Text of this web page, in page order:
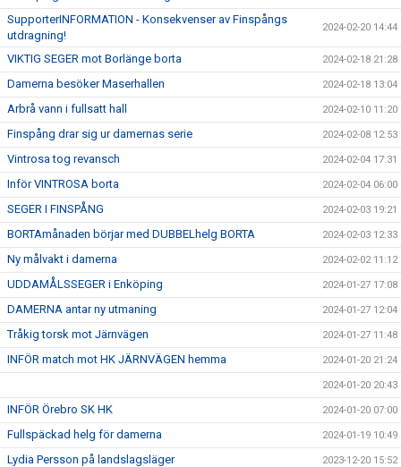
SupporterINFORMATION - Konsekvenser av Finspångs
utdragning!
2024-02-20 14:44
VIKTIG SEGER mot Borlänge borta 2024-02-18 21:28
Damerna besöker Maserhallen 2024-02-18 13:04
Arbrå vann i fullsatt hall 2024-02-10 11:20
Finspång drar sig ur damernas serie 2024-02-08 12:53
Vintrosa tog revansch 2024-02-04 17:31
Inför VINTROSA borta 2024-02-04 06:00
SEGER I FINSPÅNG 2024-02-03 19:21
BORTAmånaden börjar med DUBBELhelg BORTA 2024-02-03 12:33
Ny målvakt i damerna 2024-02-02 11:12
UDDAMÅLSSEGER i Enköping 2024-01-27 17:08
DAMERNA antar ny utmaning 2024-01-27 12:04
Tråkig torsk mot Järnvägen 2024-01-27 11:48
INFÖR match mot HK JÄRNVÄGEN hemma 2024-01-20 21:24
2024-01-20 20:43
INFÖR Örebro SK HK 2024-01-20 07:00
Fullspäckad helg för damerna 2024-01-19 10:49
Lydia Persson på landslagsläger 2023-12-20 15:52